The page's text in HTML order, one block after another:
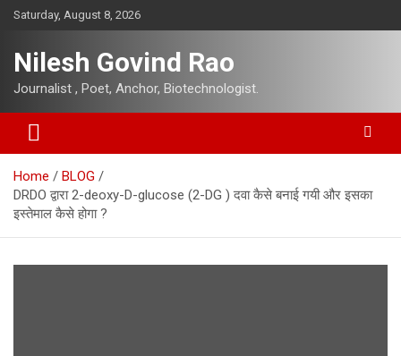
SkipSaturday, August 8, 2026
Nilesh Govind Rao
Journalist , Poet, Anchor, Biotechnologist.
Home
BLOG
DRDO द्वारा 2-deoxy-D-glucose (2-DG ) दवा कैसे बनाई गयी और इसका
इस्तेमाल कैसे होगा ?